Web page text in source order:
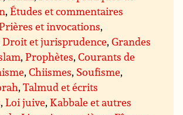
,Études et commentaires
et invocations,
Droit et jurisprudence,Grandes
,Prophètes,Courants de
,Chiismes, Soufisme,
,Talmud et écrits
,Loi juive,Kabbale et autres